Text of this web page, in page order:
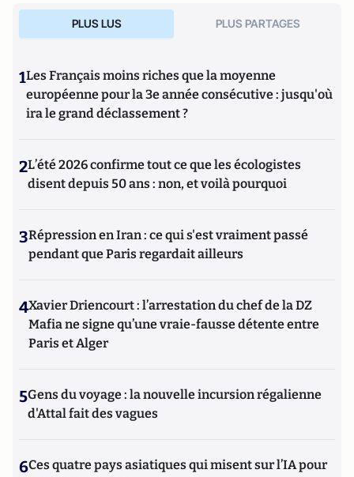
PLUS LUS PLUS PARTAGES
1Les Français moins riches que la moyenne
européenne pour la 3e année consécutive : jusqu'où
ira le grand déclassement ?
2L’été 2026 confirme tout ce que les écologistes
disent depuis 50 ans : non, et voilà pourquoi
3Répression en Iran : ce qui s'est vraiment passé
pendant que Paris regardait ailleurs
4Xavier Driencourt : l’arrestation du chef de la DZ
Mafia ne signe qu’une vraie-fausse détente entre
Paris et Alger
5Gens du voyage : la nouvelle incursion régalienne
d'Attal fait des vagues
6Ces quatre pays asiatiques qui misent sur l’IA pour